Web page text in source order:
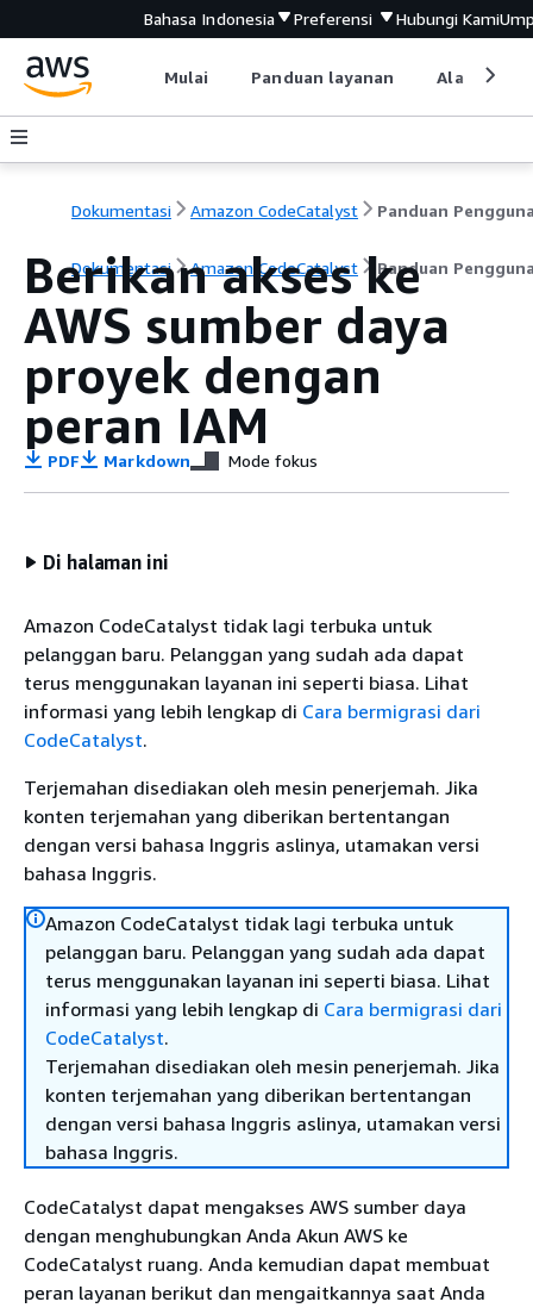
Bahasa Indonesia Preferensi Hubungi Kami
Mulai Panduan layanan Alat
Dokumentasi Amazon CodeCatalyst Panduan
Dokumentasi Amazon CodeCatalyst Panduan
Berikan akses ke
AWS sumber daya
proyek dengan
peran IAM
PDF Markdown Mode fokus
Di halaman ini
Amazon CodeCatalyst tidak lagi terbuka untuk
pelanggan baru. Pelanggan yang sudah ada dapat
terus menggunakan layanan ini seperti biasa. Lihat
informasi yang lebih lengkap di Cara bermigrasi dari
CodeCatalyst.
Terjemahan disediakan oleh mesin penerjemah. Jika
konten terjemahan yang diberikan bertentangan
dengan versi bahasa Inggris aslinya, utamakan versi
bahasa Inggris.
Amazon CodeCatalyst tidak lagi terbuka untuk
pelanggan baru. Pelanggan yang sudah ada dapat
terus menggunakan layanan ini seperti biasa. Lihat
informasi yang lebih lengkap di Cara bermigrasi dari
CodeCatalyst.
Terjemahan disediakan oleh mesin penerjemah. Jika
konten terjemahan yang diberikan bertentangan
dengan versi bahasa Inggris aslinya, utamakan versi
bahasa Inggris.
CodeCatalyst dapat mengakses AWS sumber daya
dengan menghubungkan Anda Akun AWS ke
CodeCatalyst ruang. Anda kemudian dapat membuat
peran layanan berikut dan mengaitkannya saat Anda